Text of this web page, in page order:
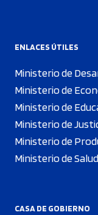
ENLACES ÚTILES
Ministerio de
Ministerio de
Ministerio de
Ministerio de
Ministerio de
Ministerio de Salud
CASA DE GOBIERNO